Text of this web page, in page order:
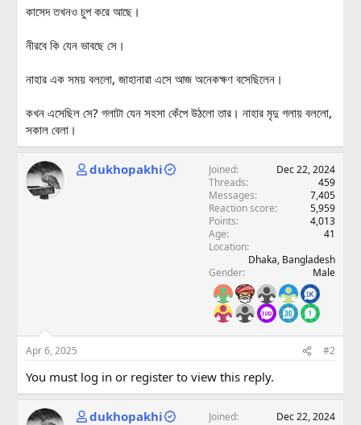
কাসেদ তখনও চুপ করে আছে।
নীরবে কি যেন ভাবছে সে।
নাহার এক সময় বললো, জাহানারা এসে আজ অনেকক্ষণ বসেছিলেন।
কখন এসেছিল সে? গলাটা যেন সহসা কেঁপে উঠলো তার। নাহার মৃদু গলায় বললো,
সকাল বেলা।
dukhopakhi Joined
Dec 22, 2024
Threads
459
Messages
7,405
Reaction score
5,959
Points
4,013
Age
41
Location
Dhaka, Bangladesh
Gender
Male
Apr 6, 2025 #2
You must log in or register to view this reply.
dukhopakhi Joined
Dec 22, 2024